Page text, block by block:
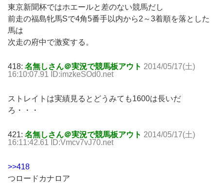
東京新聞杯ではホエールと差のない競馬だし
前走の福島牝馬Sで4角5番手以内から2～3着順を落とした
馬は
次走の府中で激変する。
418: 名無しさん＠実況で競馬板アウト 2014/05/17(土)
16:10:07.91 ID:imzkeSOd0.net
ストレイトは実績見るとどうみても1600は長いだ
ろ・・・
421: 名無しさん＠実況で競馬板アウト 2014/05/17(土)
16:11:42.61 ID:Vmcv7vJ70.net
>>418
つロードカナロア